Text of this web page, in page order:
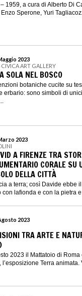
1959, a cura di Alberto Di
Sperone, Yuri
2023
CIVICA ART GALLERY
SOLA NEL BOSCO
botaniche cucite su
erbario: sono simboli di
2023
A FIRENZE TRA
CORALE SU
DELLA CITTÀ
a terra; così Davide ebbe il
con lafionda e con la pietra
2023
TRA ARTE E
2023 il Mattatoio di Roma
Terra animata.